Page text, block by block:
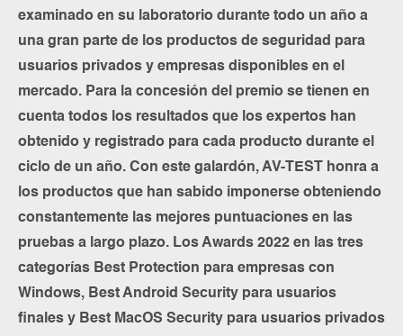
examinado en su laboratorio durante todo un año a
una gran parte de los productos de seguridad para
usuarios privados y empresas disponibles en el
mercado. Para la concesión del premio se tienen en
cuenta todos los resultados que los expertos han
obtenido y registrado para cada producto durante el
ciclo de un año. Con este galardón, AV-TEST honra a
los productos que han sabido imponerse obteniendo
constantemente las mejores puntuaciones en las
pruebas a largo plazo. Los Awards 2022 en las tres
categorías Best Protection para empresas con
Windows, Best Android Security para usuarios
finales y Best MacOS Security para usuarios privados